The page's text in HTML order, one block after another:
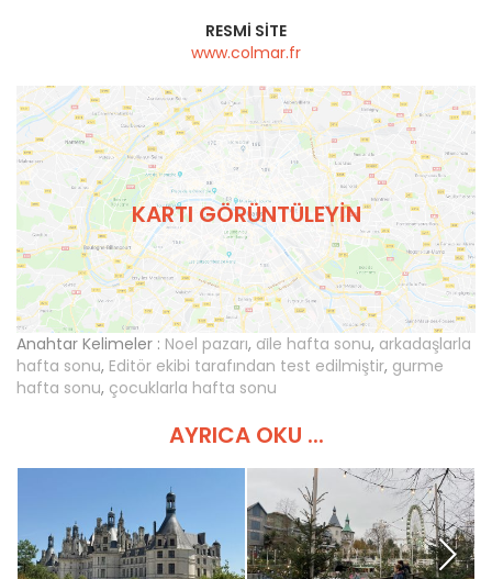
RESMI SITE
www.colmar.fr
KARTI GÖRÜNTÜLEYIN
Anahtar Kelimeler : Noel pazarı, ai̇le hafta sonu, arkadaşlarla
hafta sonu, Editör ekibi tarafından test edilmiştir, gurme
hafta sonu, çocuklarla hafta sonu
AYRICA OKU ...